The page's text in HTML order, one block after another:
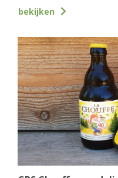
bekijken